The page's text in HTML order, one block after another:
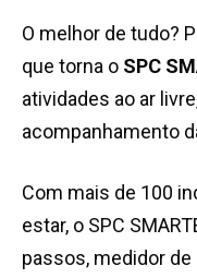
O melhor de tudo?
que torna o SPC
atividades ao ar
acompanhamento
Com mais de 100
estar, o SPC
passos, medidor de